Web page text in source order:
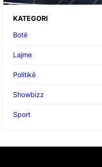
KATEGORI
Botë
Lajme
Politikë
Showbizz
Sport